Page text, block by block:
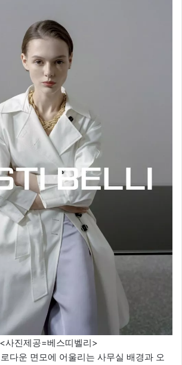
<사진제공=베스띠벨리>
다운 면모에 어울리는 사무실 배경과 오